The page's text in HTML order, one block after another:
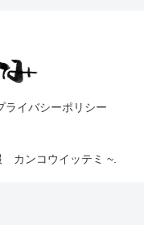
ライバシーポリシー
カンコウイッテミ ~.